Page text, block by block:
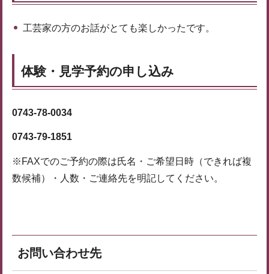
工芸家の方のお話がとても楽しかったです。
体験・見学予約の申し込み
0743-78-0034
0743-79-1851
※FAXでのご予約の際は氏名・ご希望日時（できれば複
数候補）・人数・ご連絡先を明記してください。
お問い合わせ先